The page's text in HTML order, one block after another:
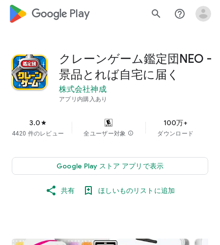
google_logo Play search help_outline
クレーンゲーム鑑定団NEO -
景品とれば自宅に届く
株式会社神成
アプリ内購入あり
3.0 star
4420 件のレビュー 全ユーザー対象 info
100万+
ダウンロード
Google Play ストア アプリで表示
共有 ほしいものリストに追加